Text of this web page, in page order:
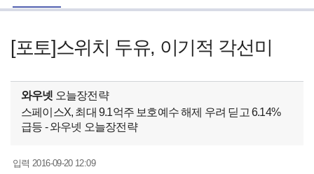
[포토]스위치 두유, 이기적 각선미
와우넷 오늘장전략
스페이스X, 최대 9.1억주 보호예수 해제 우려 딛고 6.14%
급등 - 와우넷 오늘장전략
입력2016-09-20 12:09